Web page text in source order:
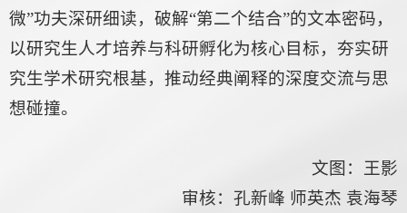
微”功夫深研细读，破解“第二个结合”的文本密码，
以研究生人才培养与科研孵化为核心目标，夯实研
究生学术研究根基，推动经典阐释的深度交流与思
想碰撞。
文图：王影
审核：孔新峰 师英杰 袁海琴